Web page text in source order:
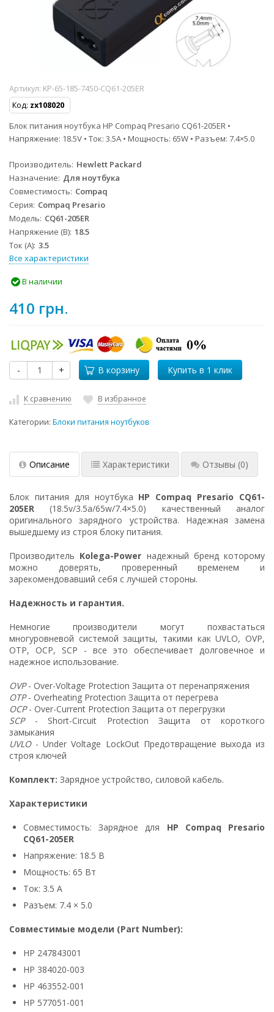
Артикул: KP-65-185-7450-CQ61-205ER
Код: zx108020
Блок питания ноутбука HP Compaq Presario CQ61-205ER •
Напряжение: 18.5V • Ток: 3.5A • Мощность: 65W • Разъем: 7.4×5.0
Производитель Hewlett Packard
Назначение Для ноутбука
Совместимость Compaq
Серия Compaq Presario
Модель CQ61-205ER
Напряжение (В) 18.5
Ток (А) 3.5
Все характеристики
В наличии
410 грн.
- + В корзину
К сравнению В избранное
Категории: Блоки питания ноутбуков
Описание Характеристики Отзывы (0)
Блок питания для ноутбука HP Compaq Presario CQ61-
205ER (18.5v/3.5a/65w/7.4×5.0) качественный аналог
оригинального зарядного устройства. Надежная замена
вышедшему из строя блоку питания.
Производитель Kolega-Power надежный бренд которому
можно доверять, проверенный временем и
зарекомендовавший себя с лучшей стороны.
Надежность и гарантия.
Немногие производители могут похвастаться
многуровневой системой защиты, такими как UVLO, OVP,
OTP, OCP, SCP - все это обеспечивает долговечное и
надежное использование.
OVP- Over-Voltage Protection Защита от перенапряжения
OTP- Overheating Protection Защита от перегрева
OCP- Over-Current Protection Защита от перегрузки
SCP- Short-Circuit Protection Защита от короткого
замыкания
UVLO- Under Voltage LockOut Предотвращение выхода из
строя ключей
Комплект: Зарядное устройство, силовой кабель.
Характеристики
Совместимость: Зарядное для HP Compaq Presario
CQ61-205ER
Напряжение: 18.5 В
Мощность: 65 Вт
Ток: 3.5 А
Разъем: 7.4 × 5.0
Совместимые модели (Part Number):
HP 247843001
HP 384020-003
HP 463552-001
HP 577051-001